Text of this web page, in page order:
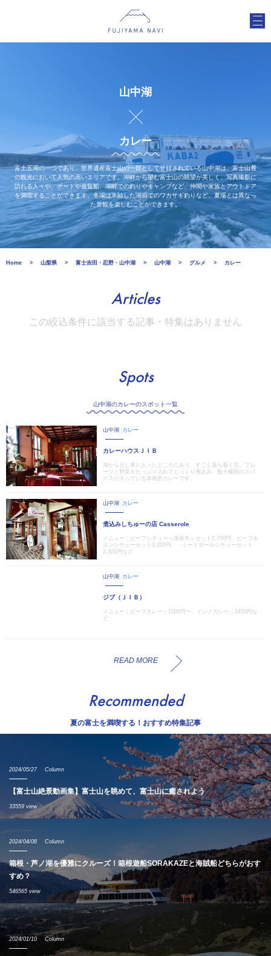
山中湖
カレー
富士五湖の一つであり、世界遺産富士山の一部として登録されている山中湖は、富士山麓
の観光において人気の高いエリアです。湖畔から望む富士山の眺望が美しく、写真撮影に
訪れる人々や、ボートや遊覧船、湖畔での釣りやキャンプなど、仲間や家族とアウトドア
を満喫することができます。冬場は氷結した湖面でのワカサギ釣りなど、夏場とは異なっ
た景観を楽しむことができます。
Home 山梨県 富士吉田・忍野・山中湖 山中湖 グルメ カレー
Articles
この絞込条件に該当する記事・特集はありません
Spots
山中湖のカレーのスポット一覧
山中湖 カレー
カレーハウスＪＩＢ
湖から少し奥に入ったところにあり、すごく落ち着く店。フル
ーツと野菜をたっぷり入れてじっくり煮込み、数十種類のスパ
イスが入っている本格的カレーです。
山中湖 カレー
煮込みしちゅーの店 Casserole
メニュー：ビーフシチュー＜国産牛＞セット2,700円、ビーフ＆
タンシチューセット3,200円、・ミートボールシチューセット
2,300円など
山中湖 カレー
ジブ（ＪＩＢ）
メニュー：ビーフカレー：1000円〜、インドカレー：1450円な
ど
READ MORE
Recommended
夏の富士を満喫する！おすすめ特集記事
2024/05/27 Column
【富士山絶景動画集】富士山を眺めて、富士山に癒されよう
33559 view
2024/04/08 Column
箱根・芦ノ湖を優雅にクルーズ！箱根遊船SORAKAZEと海賊船どちらがおす
すめ？
546565 view
2024/01/10 Column